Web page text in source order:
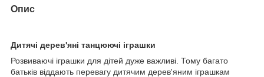
Опис
Дитячі дерев'яні танцюючі іграшки
Розвиваючі іграшки для дітей дуже важливі. Тому багато
батьків віддають перевагу дитячим дерев'яним іграшкам